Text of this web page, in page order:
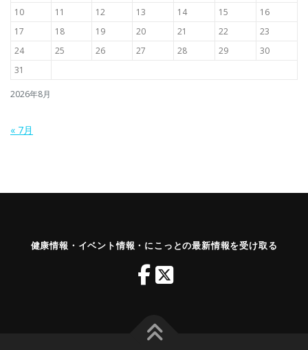
2026年8月
10
11 12 13 14 15
16
17
18 19 20 21 22
23
24
25 26 27 28 29
30
31
« 7月
健康情報・イベント情報・にこっとの最新情報を受け取る